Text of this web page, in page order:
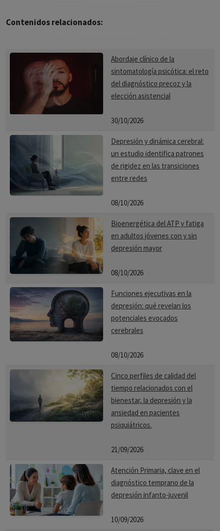
Contenidos relacionados:
Abordaje clínico de la
sintomatología psicótica: el reto
del diagnóstico precoz y la
elección asistencial
30/10/2026
Depresión y dinámica cerebral:
un estudio identifica patrones
de rigidez en las transiciones
entre redes
08/10/2026
Bioenergética del ATP y fatiga
en adultos jóvenes con y sin
depresión mayor
08/10/2026
Funciones ejecutivas en la
depresión: qué revelan los
potenciales evocados
cerebrales
08/10/2026
Cinco perfiles de calidad del
tiempo relacionados con el
bienestar, la depresión y la
ansiedad en pacientes
psiquiátricos.
21/09/2026
Atención Primaria, clave en el
diagnóstico temprano de la
depresión infanto-juvenil
10/09/2026